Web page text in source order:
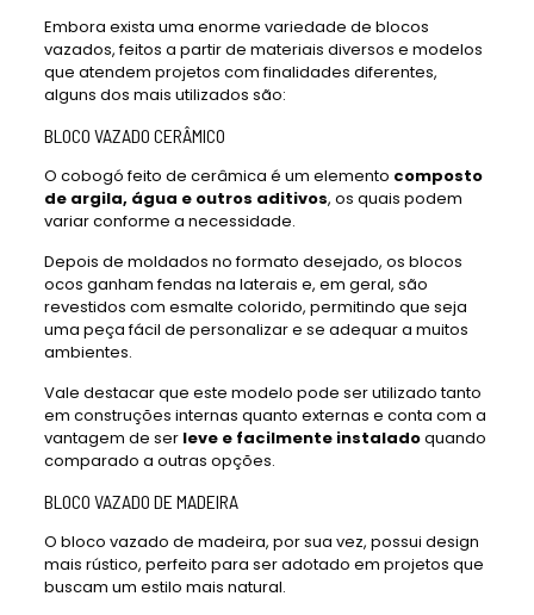
Embora exista uma enorme variedade de blocos
vazados, feitos a partir de materiais diversos e modelos
que atendem projetos com finalidades diferentes,
alguns dos mais utilizados são:
BLOCO VAZADO CERÂMICO
O cobogó feito de cerâmica é um elemento composto
de argila, água e outros aditivos, os quais podem
variar conforme a necessidade.
Depois de moldados no formato desejado, os blocos
ocos ganham fendas na laterais e, em geral, são
revestidos com esmalte colorido, permitindo que seja
uma peça fácil de personalizar e se adequar a muitos
ambientes.
Vale destacar que este modelo pode ser utilizado tanto
em construções internas quanto externas e conta com a
vantagem de ser leve e facilmente instaladoquando
comparado a outras opções.
BLOCO VAZADO DE MADEIRA
O bloco vazado de madeira, por sua vez, possui design
mais rústico, perfeito para ser adotado em projetos que
buscam um estilo mais natural.